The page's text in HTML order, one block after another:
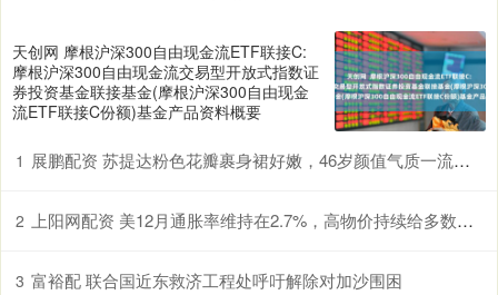
天创网 摩根沪深300自由现金流ETF联接C:
摩根沪深300自由现金流交易型开放式指数证
券投资基金联接基金(摩根沪深300自由现金
流ETF联接C份额)基金产品资料概要
1 展鹏配资 苏提达粉色花瓣裹身裙好嫩，46岁颜值气质一流，秒杀泰王90后宠妃
2 上阳网配资 美12月通胀率维持在2.7%，高物价持续给多数美国人带来压力
3 富裕配 联合国近东救济工程处呼吁解除对加沙围困